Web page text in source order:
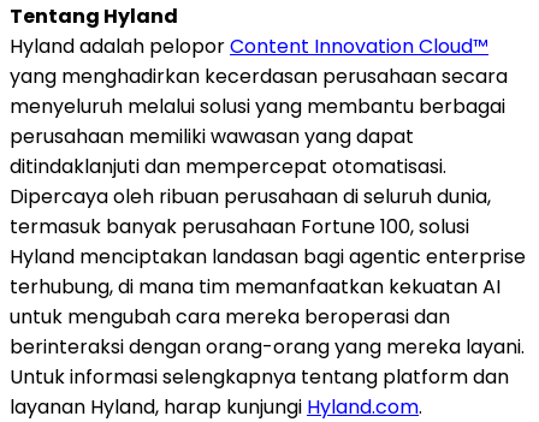
Tentang Hyland
Hyland adalah peloporContent Innovation Cloud™
yang menghadirkan kecerdasan perusahaan secara
menyeluruh melalui solusi yang membantu berbagai
perusahaan memiliki wawasan yang dapat
ditindaklanjuti dan mempercepat otomatisasi.
Dipercaya oleh ribuan perusahaan di seluruh dunia,
termasuk banyak perusahaan Fortune 100, solusi
Hyland menciptakan landasan bagi agentic enterprise
terhubung, di mana tim memanfaatkan kekuatan AI
untuk mengubah cara mereka beroperasi dan
berinteraksi dengan orang-orang yang mereka layani.
Untuk informasi selengkapnya tentang platform dan
layanan Hyland, harap kunjungi Hyland.com.